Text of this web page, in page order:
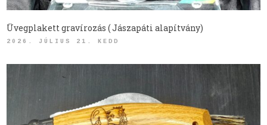
Üvegplakett gravírozás ( Jászapáti alapítvány)
2026. JÚLIUS 21. KEDD